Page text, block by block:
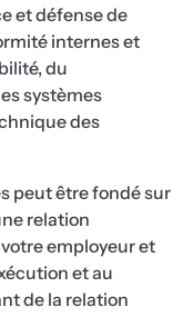
et défense de
internes et
du
systèmes
des
peut être fondé sur
relation
employeur et
et au
de la relation